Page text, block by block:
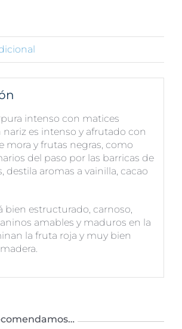
intenso con matices
nariz es intenso y afrutado con
mora y frutas negras, como
del paso por las barricas de
destila aromas a vainilla, cacao
bien estructurado, carnoso,
amables y maduros en la
la fruta roja y muy bien